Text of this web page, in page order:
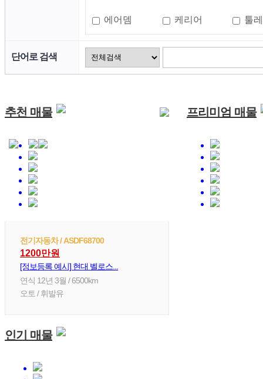
에어뎀 케리어 툴
단어로 검색
추천 매물
461
전기자동차 / ASDF68700
1200만원
[정보등록 예시] 현대 벨로스...
연식 12년 3월 / 6500km
오토 / 휘발유
프리미엄 매물
인기 매물